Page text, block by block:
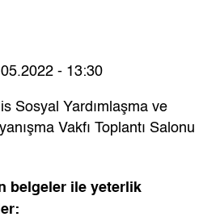
- 13:30
Sosyal Yardımlaşma ve
Vakfı Toplantı Salonu
belgeler ile yeterlik